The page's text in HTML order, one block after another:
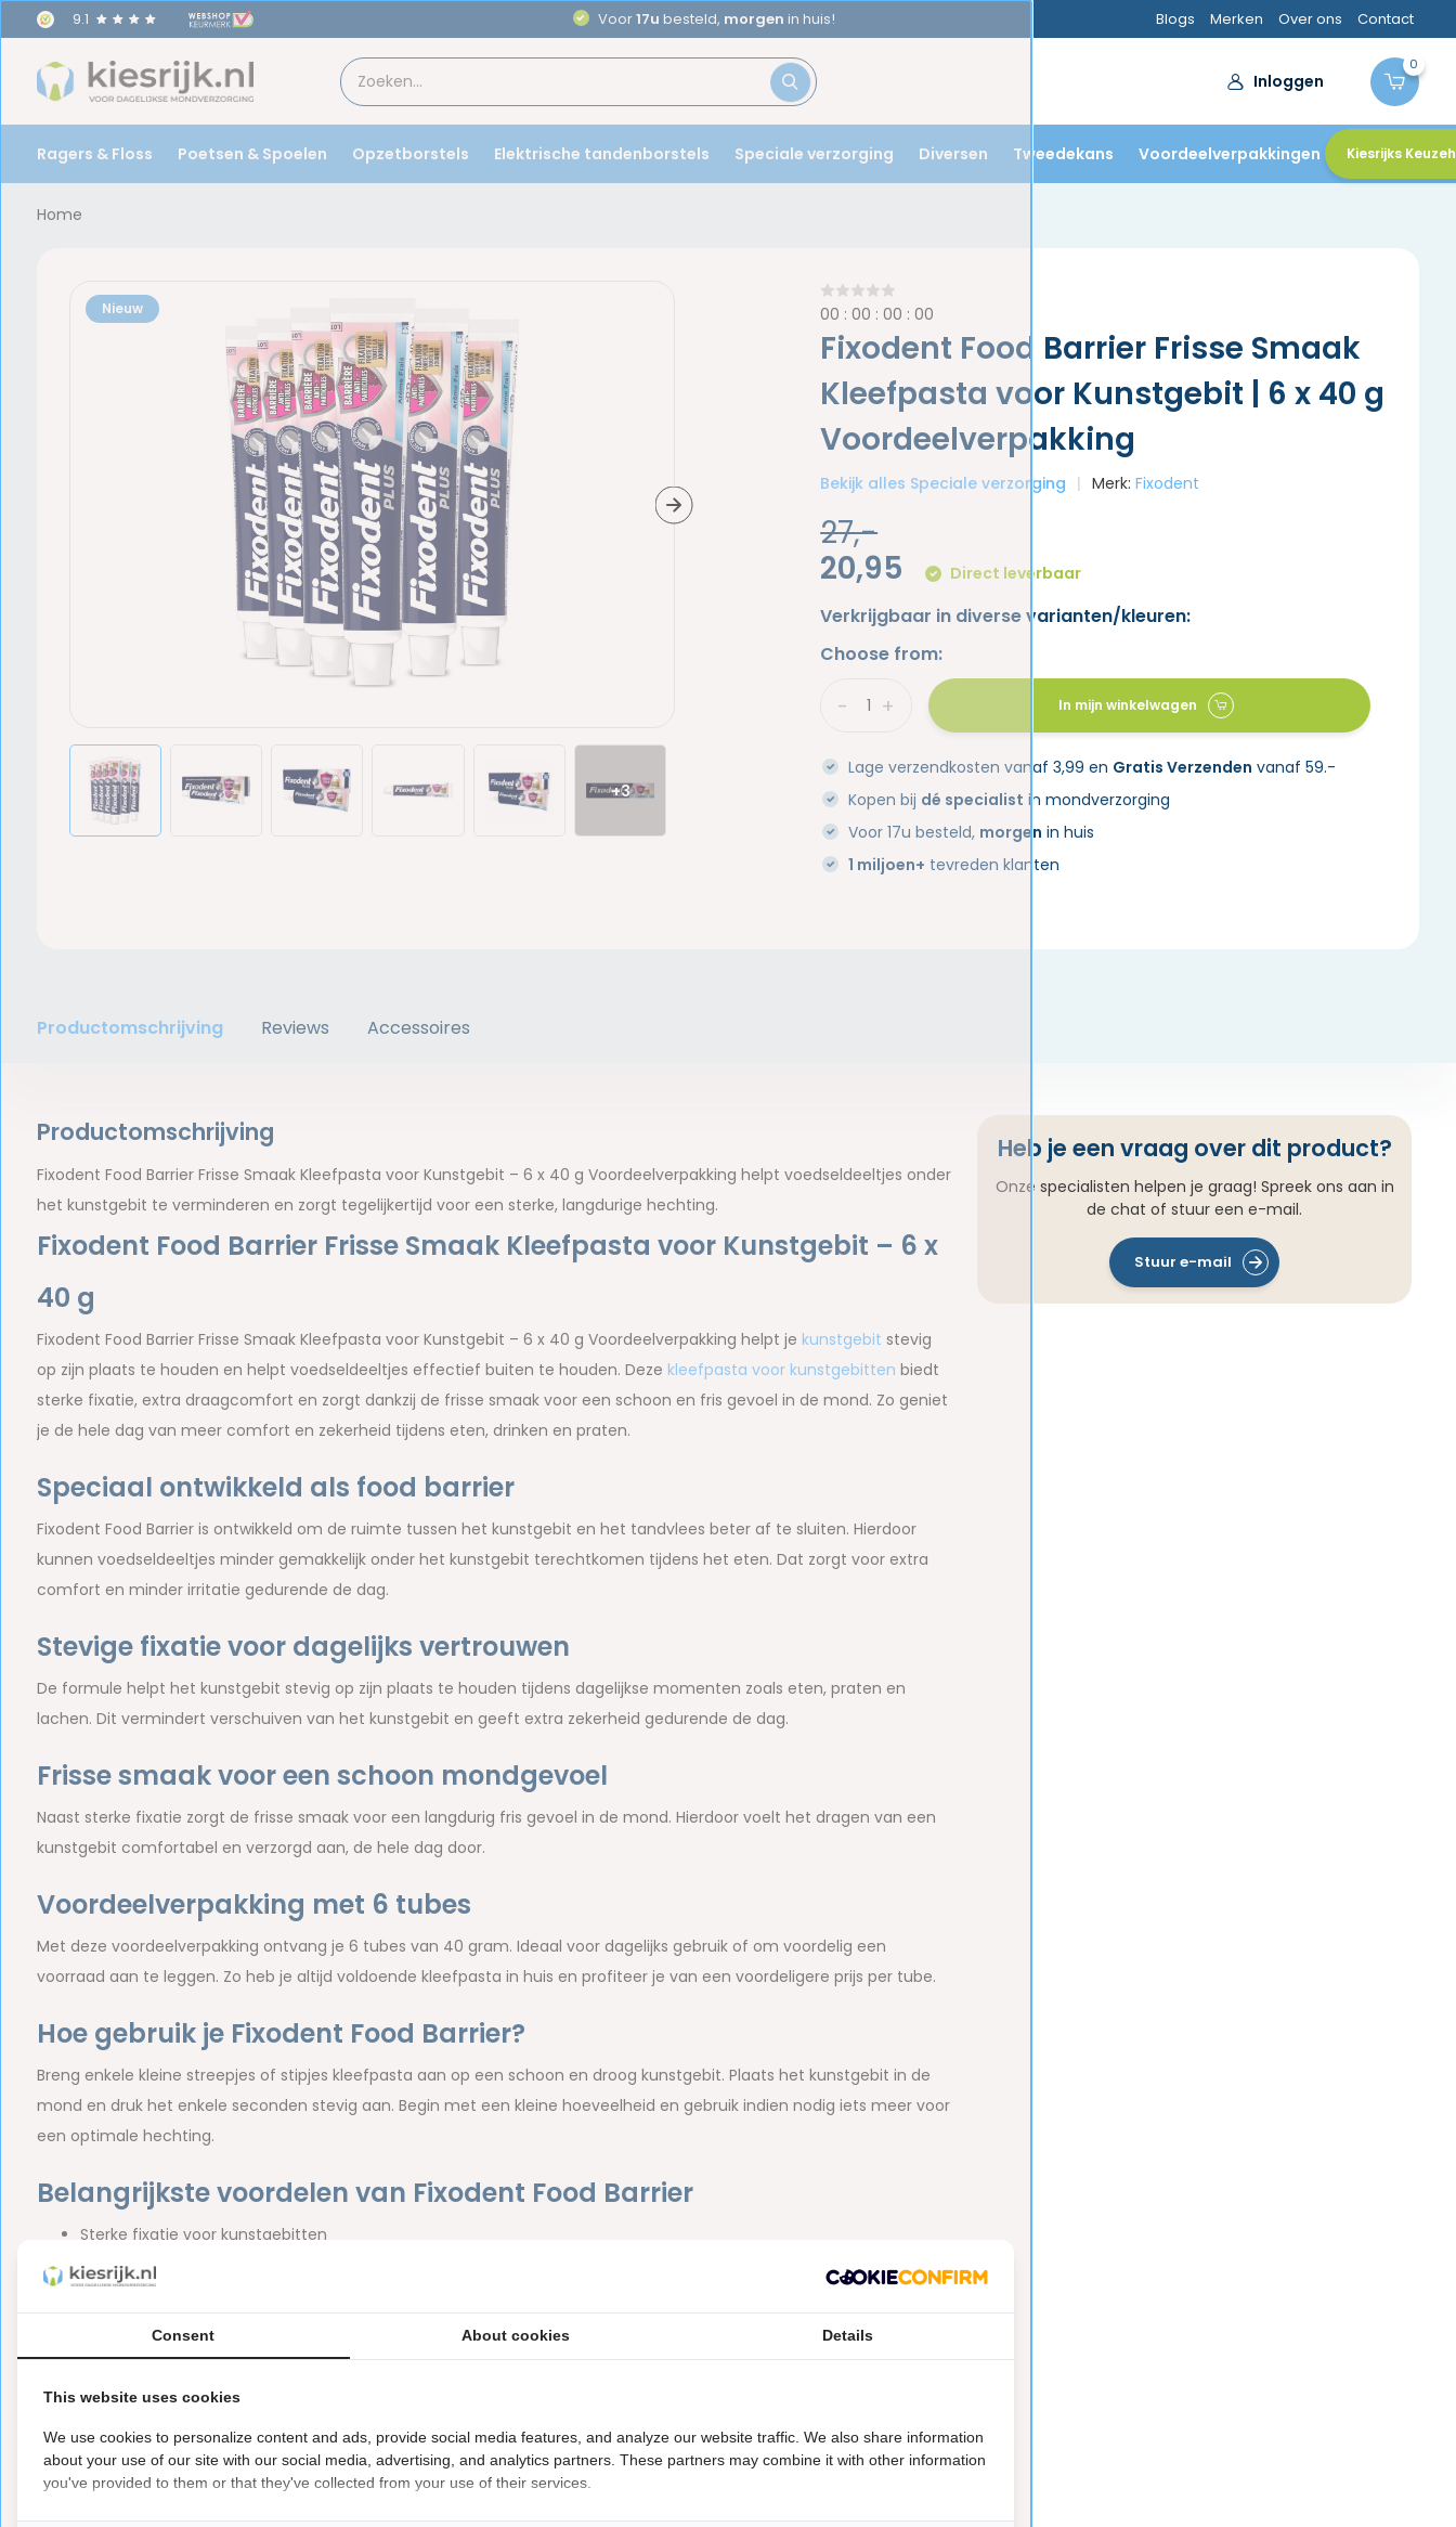
9.1 Aanbevolen doortandartsen Blogs Merken Over ons Contact
Inloggen
0
Ragers & Floss Poetsen & Spoelen Opzetborstels Elektrische tandenborstels Speciale verzorging Diversen Tweedekans Voordeelverpakkingen Kiesrijks
Home
Nieuw
+3
00 :00 :00 :00
Fixodent Food Barrier Frisse Smaak
Kleefpasta voor Kunstgebit | 6 x 40 g
Voordeelverpakking
Bekijk alles Speciale verzorging Merk:Fixodent
27,-
20,95
Direct leverbaar
Verkrijgbaar in diverse varianten/kleuren:
Choose from:
+
- In mijn winkelwagen
Lage verzendkosten vanaf 3,99 en Gratis Verzenden vanaf 59.-
Kopen bij dé specialist in mondverzorging
Voor 17u besteld, morgen in huis
1 miljoen+ tevreden klanten
Productomschrijving Reviews Accessoires
Productomschrijving
Fixodent Food Barrier Frisse Smaak Kleefpasta voor Kunstgebit – 6 x 40 g Voordeelverpakking helpt voedseldeeltjes onder
het kunstgebit te verminderen en zorgt tegelijkertijd voor een sterke, langdurige hechting.
Fixodent Food Barrier Frisse Smaak Kleefpasta voor Kunstgebit – 6 x
40 g
Fixodent Food Barrier Frisse Smaak Kleefpasta voor Kunstgebit – 6 x 40 g Voordeelverpakking helpt je kunstgebit stevig
op zijn plaats te houden en helpt voedseldeeltjes effectief buiten te houden. Deze kleefpasta voor kunstgebitten biedt
sterke fixatie, extra draagcomfort en zorgt dankzij de frisse smaak voor een schoon en fris gevoel in de mond. Zo geniet
je de hele dag van meer comfort en zekerheid tijdens eten, drinken en praten.
Speciaal ontwikkeld als food barrier
Fixodent Food Barrier is ontwikkeld om de ruimte tussen het kunstgebit en het tandvlees beter af te sluiten. Hierdoor
kunnen voedseldeeltjes minder gemakkelijk onder het kunstgebit terechtkomen tijdens het eten. Dat zorgt voor extra
comfort en minder irritatie gedurende de dag.
Stevige fixatie voor dagelijks vertrouwen
De formule helpt het kunstgebit stevig op zijn plaats te houden tijdens dagelijkse momenten zoals eten, praten en
lachen. Dit vermindert verschuiven van het kunstgebit en geeft extra zekerheid gedurende de dag.
Frisse smaak voor een schoon mondgevoel
Naast sterke fixatie zorgt de frisse smaak voor een langdurig fris gevoel in de mond. Hierdoor voelt het dragen van een
kunstgebit comfortabel en verzorgd aan, de hele dag door.
Voordeelverpakking met 6 tubes
Met deze voordeelverpakking ontvang je 6 tubes van 40 gram. Ideaal voor dagelijks gebruik of om voordelig een
voorraad aan te leggen. Zo heb je altijd voldoende kleefpasta in huis en profiteer je van een voordeligere prijs per tube.
Hoe gebruik je Fixodent Food Barrier?
Breng enkele kleine streepjes of stipjes kleefpasta aan op een schoon en droog kunstgebit. Plaats het kunstgebit in de
mond en druk het enkele seconden stevig aan. Begin met een kleine hoeveelheid en gebruik indien nodig iets meer voor
een optimale hechting.
Belangrijkste voordelen van Fixodent Food Barrier
Sterke fixatie voor kunstgebitten
Helpt voedseldeeltjes onder het kunstgebit te verminderen
Ondersteunt extra draagcomfort gedurende de dag
Frisse smaak voor een langdurig schoon mondgevoel
Geschikt voor dagelijks gebruik
Ingrediënten
Calcium/Zinc PVM/MA Copolymer, Petrolatum, Cellulose Gum, Paraffinum Liquidum, Silica, Aroma, Menthol.
Heb je een vraag over dit product?
Onze specialisten helpen je graag! Spreek ons aan in
de chat of stuur een e-mail.
Stuur e-mail
Consent About cookies Details
This website uses cookies
We use cookies to personalize content and ads, provide social media features, and analyze our website traffic. We also share information
about your use of our site with our social media, advertising, and analytics partners. These partners may combine it with other information
you've provided to them or that they've collected from your use of their services.